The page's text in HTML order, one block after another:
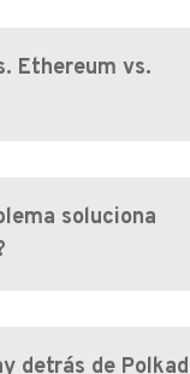
Ethereum vs.
soluciona
detrás de